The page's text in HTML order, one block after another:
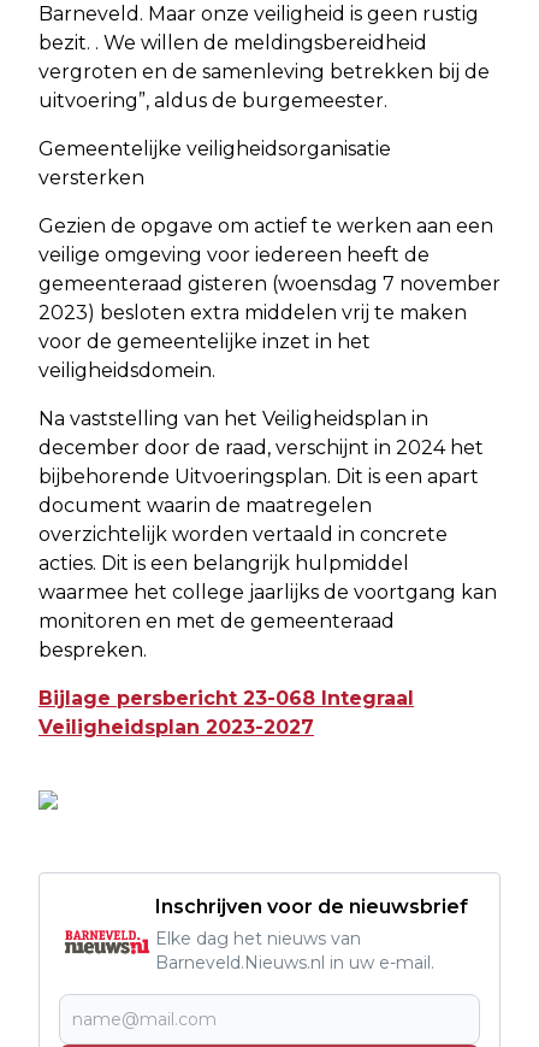
Barneveld. Maar onze veiligheid is geen rustig
bezit. . We willen de meldingsbereidheid
vergroten en de samenleving betrekken bij de
uitvoering”, aldus de burgemeester.
Gemeentelijke veiligheidsorganisatie
versterken
Gezien de opgave om actief te werken aan een
veilige omgeving voor iedereen heeft de
gemeenteraad gisteren (woensdag 7 november
2023) besloten extra middelen vrij te maken
voor de gemeentelijke inzet in het
veiligheidsdomein.
Na vaststelling van het Veiligheidsplan in
december door de raad, verschijnt in 2024 het
bijbehorende Uitvoeringsplan. Dit is een apart
document waarin de maatregelen
overzichtelijk worden vertaald in concrete
acties. Dit is een belangrijk hulpmiddel
waarmee het college jaarlijks de voortgang kan
monitoren en met de gemeenteraad
bespreken.
Bijlage persbericht 23-068 Integraal
Veiligheidsplan 2023-2027
Inschrijven voor de nieuwsbrief
Elke dag het nieuws van
Barneveld.Nieuws.nl in uw e-mail.